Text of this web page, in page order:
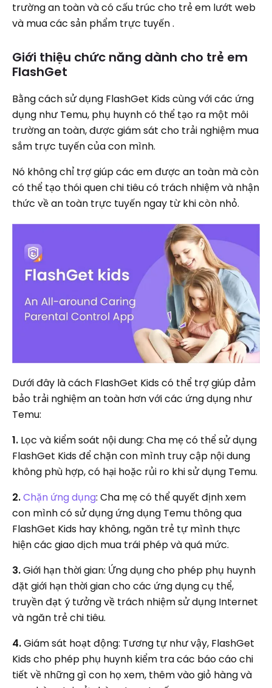
trường an toàn và có cấu trúc cho trẻ em lướt web
và mua các sản phẩm trực tuyến .
Giới thiệu chức năng dành cho trẻ em
FlashGet
Bằng cách sử dụng FlashGet Kids cùng với các ứng
dụng như Temu, phụ huynh có thể tạo ra một môi
trường an toàn, được giám sát cho trải nghiệm mua
sắm trực tuyến của con mình.
Nó không chỉ trợ giúp các em được an toàn mà còn
có thể tạo thói quen chi tiêu có trách nhiệm và nhận
thức về an toàn trực tuyến ngay từ khi còn nhỏ.
Dưới đây là cách FlashGet Kids có thể trợ giúp đảm
bảo trải nghiệm an toàn hơn với các ứng dụng như
Temu:
1. Lọc và kiểm soát nội dung: Cha mẹ có thể sử dụng
FlashGet Kids để chặn con mình truy cập nội dung
không phù hợp, có hại hoặc rủi ro khi sử dụng Temu.
2.Chặn ứng dụng: Cha mẹ có thể quyết định xem
con mình có sử dụng ứng dụng Temu thông qua
FlashGet Kids hay không, ngăn trẻ tự mình thực
hiện các giao dịch mua trái phép và quá mức.
3.Giới hạn thời gian: Ứng dụng cho phép phụ huynh
đặt giới hạn thời gian cho các ứng dụng cụ thể,
truyền đạt ý tưởng về trách nhiệm sử dụng Internet
và ngăn trẻ chi tiêu.
4.Giám sát hoạt động: Tương tự như vậy, FlashGet
Kids cho phép phụ huynh kiểm tra các báo cáo chi
tiết về những gì con họ xem, thêm vào giỏ hàng và